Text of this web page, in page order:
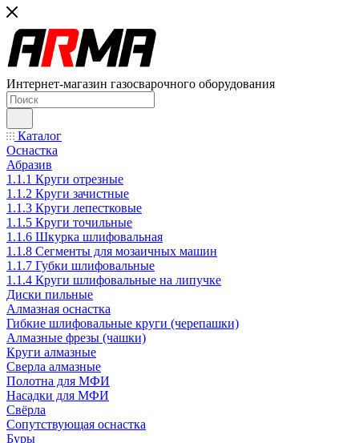
Интернет-магазин газосварочного оборудования
Каталог
Оснастка
Абразив
1.1.1 Круги отрезные
1.1.2 Круги зачистные
1.1.3 Круги лепестковые
1.1.5 Круги точильные
1.1.6 Шкурка шлифовальная
1.1.8 Сегменты для мозаичных машин
1.1.7 Губки шлифовальные
1.1.4 Круги шлифовальные на липучке
Диски пильные
Алмазная оснастка
Гибкие шлифовальные круги (черепашки)
Алмазные фрезы (чашки)
Круги алмазные
Сверла алмазные
Полотна для МФИ
Насадки для МФИ
Свёрла
Сопутствующая оснастка
Буры